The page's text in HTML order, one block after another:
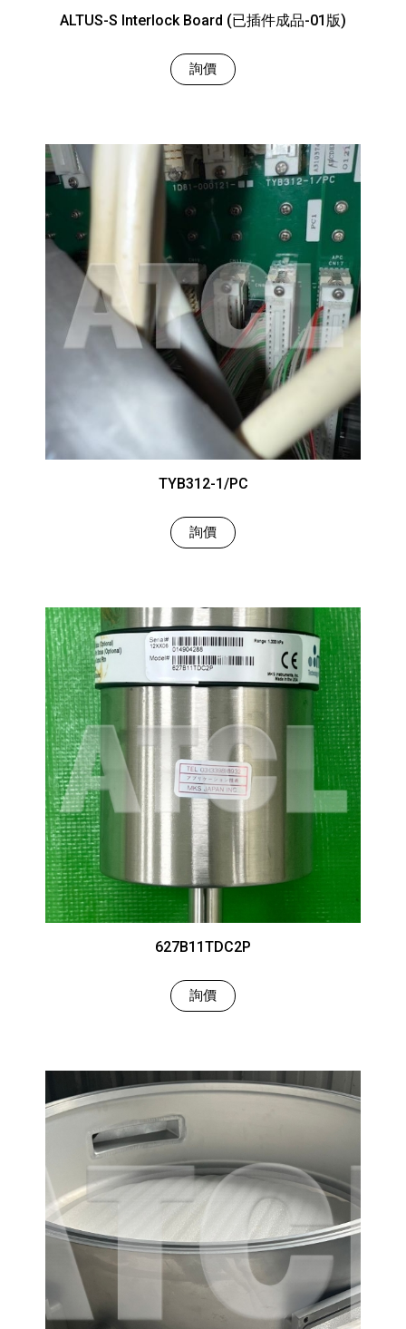
ALTUS-S Interlock Board (已插件成品-01版)
詢價
TYB312-1/PC
詢價
627B11TDC2P
詢價